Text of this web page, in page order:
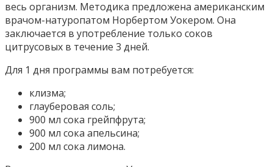
весь организм. Методика предложена американским
врачом-натуропатом Норбертом Уокером. Она
заключается в употребление только соков
цитрусовых в течение 3 дней.
Для 1 дня программы вам потребуется:
клизма;
глауберовая соль;
900 мл сока грейпфрута;
900 мл сока апельсина;
200 мл сока лимона.